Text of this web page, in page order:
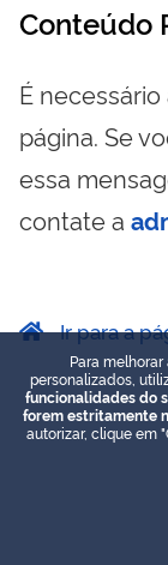
Conteúdo
É
página. Se
essa
contate a
Ir para a
Para
personalizados,
funcionalidades do
forem estritamente
autorizar, clique em